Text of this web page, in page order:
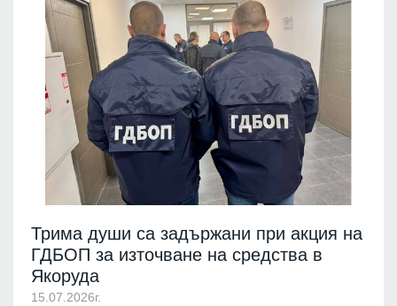
Трима души са задържани при акция на
ГДБОП за източване на средства в
Якоруда
15.07.2026г.